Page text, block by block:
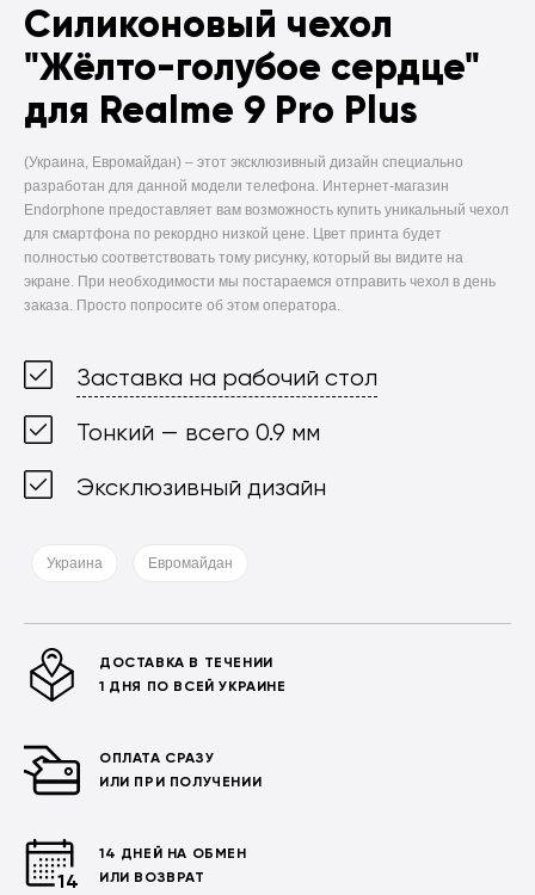
Силиконовый чехол
"Жёлто-голубое сердце"
для Realme 9 Pro Plus
(Украина, Евромайдан) – этот эксклюзивный дизайн специально
разработан для данной модели телефона. Интернет-магазин
Endorphone предоставляет вам возможность купить уникальный чехол
для смартфона по рекордно низкой цене. Цвет принта будет
полностью соответствовать тому рисунку, который вы видите на
экране. При необходимости мы постараемся отправить чехол в день
заказа. Просто попросите об этом оператора.
Заставка на рабочий стол
Тонкий — всего 0.9 мм
Эксклюзивный дизайн
Украина Евромайдан
ДОСТАВКА В ТЕЧЕНИИ
1 ДНЯ ПО ВСЕЙ УКРАИНЕ
ОПЛАТА СРАЗУ
ИЛИ ПРИ ПОЛУЧЕНИИ
14 ДНЕЙ НА ОБМЕН
ИЛИ ВОЗВРАТ